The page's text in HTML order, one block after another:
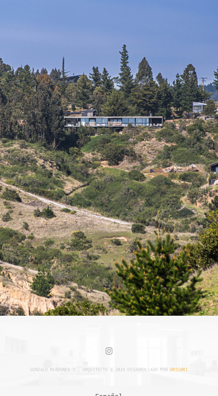
GONZALO MARDONES V., ARQUITECTO © 2024 DESARROLLADO POR ORIGAMI